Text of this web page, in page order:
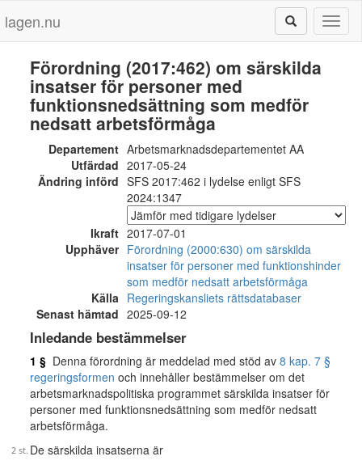
lagen.nu
Förordning (2017:462) om särskilda
insatser för personer med
funktionsnedsättning som medför
nedsatt arbetsförmåga
Departement Arbetsmarknadsdepartementet AA
Utfärdad 2017-05-24
Ändring införd SFS 2017:462 i lydelse enligt SFS
2024:1347
Ikraft 2017-07-01
Upphäver Förordning (2000:630) om särskilda
insatser för personer med funktionshinder
som medför nedsatt arbetsförmåga
Källa Regeringskansliets rättsdatabaser
Senast hämtad 2025-09-12
Inledande bestämmelser
1 § Denna förordning är meddelad med stöd av 8 kap. 7 §
regeringsformen och innehåller bestämmelser om det
arbetsmarknadspolitiska programmet särskilda insatser för
personer med funktionsnedsättning som medför nedsatt
arbetsförmåga.
De särskilda insatserna är